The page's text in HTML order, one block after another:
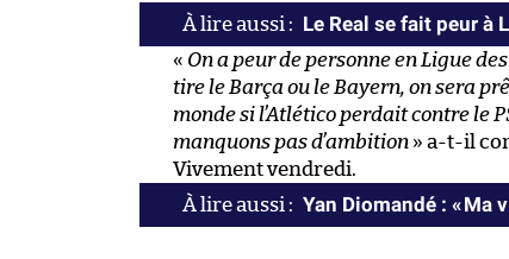
Le Real se fait peur à
« On a peur de personne en Ligue
tire le Barça ou le Bayern, on sera
monde si l’Atlético perdait contre le
manquons pas d’ambition » a-t-il
Vivement vendredi.
Yan Diomandé : « Ma